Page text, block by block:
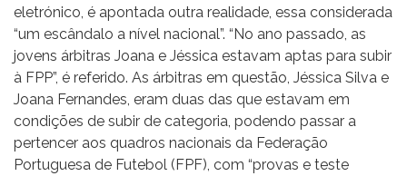
eletrónico, é apontada outra realidade, essa considerada
“um escândalo a nível nacional”. “No ano passado, as
jovens árbitras Joana e Jéssica estavam aptas para subir
à FPP”, é referido. As árbitras em questão, Jéssica Silva e
Joana Fernandes, eram duas das que estavam em
condições de subir de categoria, podendo passar a
pertencer aos quadros nacionais da Federação
Portuguesa de Futebol (FPF), com “provas e teste